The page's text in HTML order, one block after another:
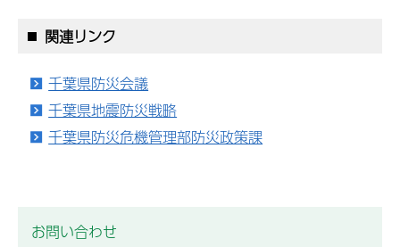
関連リンク
千葉県防災会議
千葉県地震防災戦略
千葉県防災危機管理部防災政策課
お問い合わせ